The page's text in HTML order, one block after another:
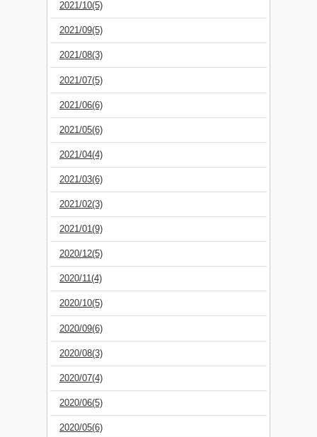
2021/10(5)
2021/09(5)
2021/08(3)
2021/07(5)
2021/06(6)
2021/05(6)
2021/04(4)
2021/03(6)
2021/02(3)
2021/01(9)
2020/12(5)
2020/11(4)
2020/10(5)
2020/09(6)
2020/08(3)
2020/07(4)
2020/06(5)
2020/05(6)